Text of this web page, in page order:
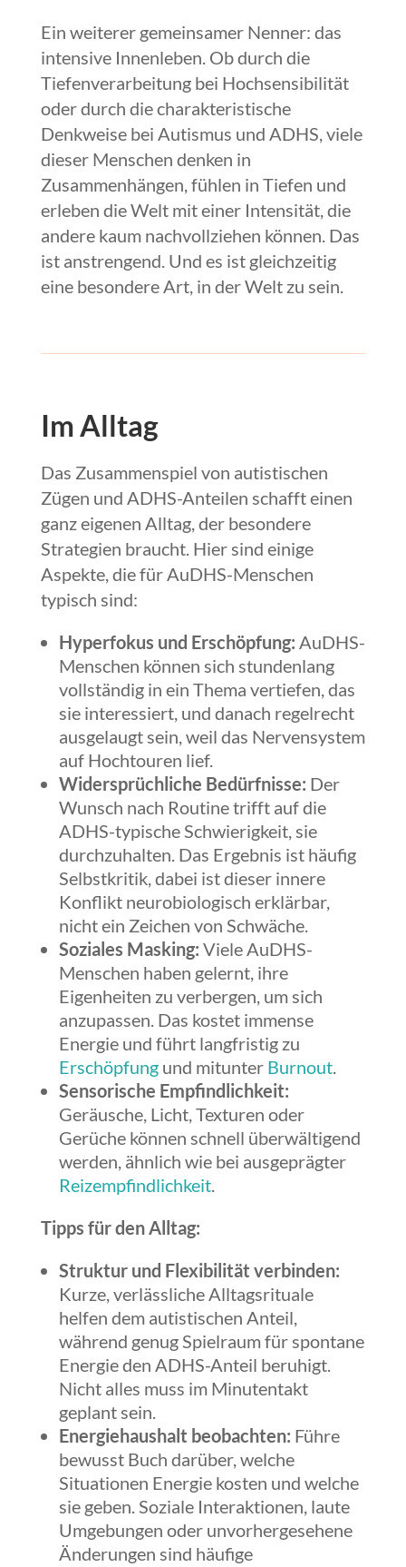
Ein weiterer gemeinsamer Nenner: das
intensive Innenleben. Ob durch die
Tiefenverarbeitung bei Hochsensibilität
oder durch die charakteristische
Denkweise bei Autismus und ADHS, viele
dieser Menschen denken in
Zusammenhängen, fühlen in Tiefen und
erleben die Welt mit einer Intensität, die
andere kaum nachvollziehen können. Das
ist anstrengend. Und es ist gleichzeitig
eine besondere Art, in der Welt zu sein.
Im Alltag
Das Zusammenspiel von autistischen
Zügen und ADHS-Anteilen schafft einen
ganz eigenen Alltag, der besondere
Strategien braucht. Hier sind einige
Aspekte, die für AuDHS-Menschen
typisch sind:
Hyperfokus und Erschöpfung: AuDHS-
Menschen können sich stundenlang
vollständig in ein Thema vertiefen, das
sie interessiert, und danach regelrecht
ausgelaugt sein, weil das Nervensystem
auf Hochtouren lief.
Widersprüchliche Bedürfnisse: Der
Wunsch nach Routine trifft auf die
ADHS-typische Schwierigkeit, sie
durchzuhalten. Das Ergebnis ist häufig
Selbstkritik, dabei ist dieser innere
Konflikt neurobiologisch erklärbar,
nicht ein Zeichen von Schwäche.
Soziales Masking: Viele AuDHS-
Menschen haben gelernt, ihre
Eigenheiten zu verbergen, um sich
anzupassen. Das kostet immense
Energie und führt langfristig zu
Erschöpfungund mitunter Burnout.
Sensorische Empfindlichkeit:
Geräusche, Licht, Texturen oder
Gerüche können schnell überwältigend
werden, ähnlich wie bei ausgeprägter
Reizempfindlichkeit.
Tipps für den Alltag:
Struktur und Flexibilität verbinden:
Kurze, verlässliche Alltagsrituale
helfen dem autistischen Anteil,
während genug Spielraum für spontane
Energie den ADHS-Anteil beruhigt.
Nicht alles muss im Minutentakt
geplant sein.
Energiehaushalt beobachten: Führe
bewusst Buch darüber, welche
Situationen Energie kosten und welche
sie geben. Soziale Interaktionen, laute
Umgebungen oder unvorhergesehene
Änderungen sind häufige